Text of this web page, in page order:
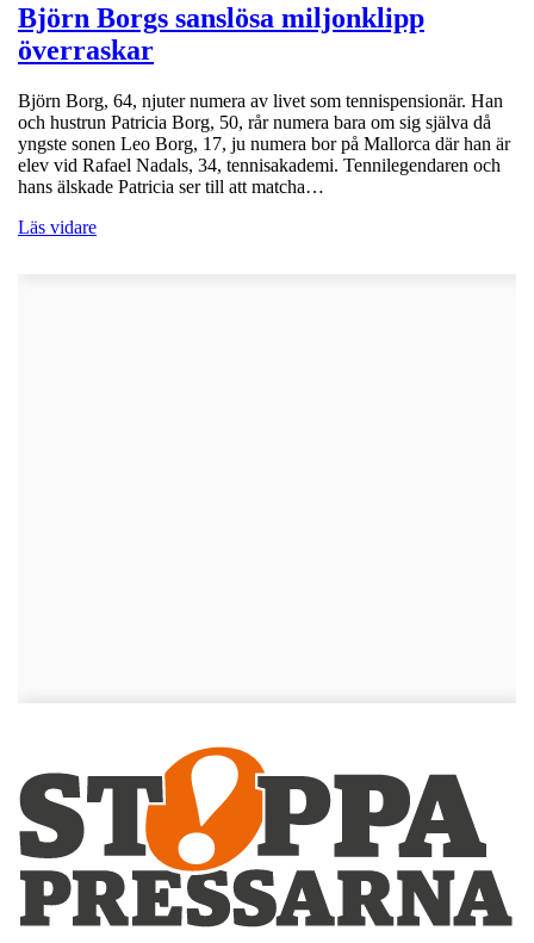
Björn Borgs sanslösa miljonklipp
överraskar
Björn Borg, 64, njuter numera av livet som tennispensionär. Han
och hustrun Patricia Borg, 50, rår numera bara om sig själva då
yngste sonen Leo Borg, 17, ju numera bor på Mallorca där han är
elev vid Rafael Nadals, 34, tennisakademi. Tennilegendaren och
hans älskade Patricia ser till att matcha…
Läs vidare